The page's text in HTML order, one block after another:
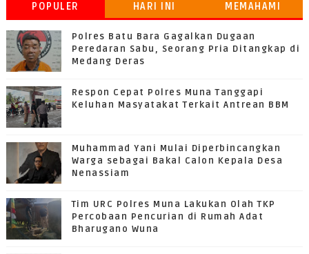
POPULER HARI INI
MEMAHAMI
Polres Batu Bara Gagalkan Dugaan
Peredaran Sabu, Seorang Pria Ditangkap di
Medang Deras
Respon Cepat Polres Muna Tanggapi
Keluhan Masyatakat Terkait Antrean BBM
Muhammad Yani Mulai Diperbincangkan
Warga sebagai Bakal Calon Kepala Desa
Nenassiam
Tim URC Polres Muna Lakukan Olah TKP
Percobaan Pencurian di Rumah Adat
Bharugano Wuna